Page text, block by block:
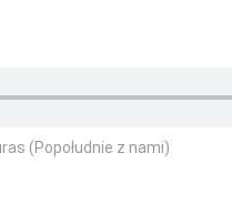
(Popołudnie z nami)